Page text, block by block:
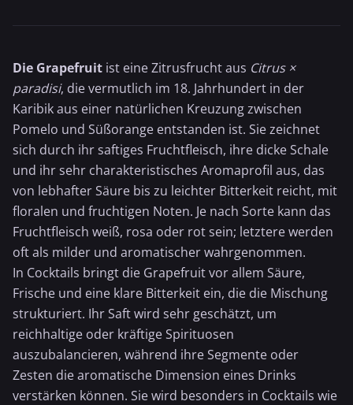
Die Grapefruit ist eine Zitrusfrucht aus Citrus ×
paradisi, die vermutlich im 18. Jahrhundert in der
Karibik aus einer natürlichen Kreuzung zwischen
Pomelo und Süßorange entstanden ist. Sie zeichnet
sich durch ihr saftiges Fruchtfleisch, ihre dicke Schale
und ihr sehr charakteristisches Aromaprofil aus, das
von lebhafter Säure bis zu leichter Bitterkeit reicht, mit
floralen und fruchtigen Noten. Je nach Sorte kann das
Fruchtfleisch weiß, rosa oder rot sein; letztere werden
oft als milder und aromatischer wahrgenommen.
In Cocktails bringt die Grapefruit vor allem Säure,
Frische und eine klare Bitterkeit ein, die die Mischung
strukturiert. Ihr Saft wird sehr geschätzt, um
reichhaltige oder kräftige Spirituosen
auszubalancieren, während ihre Segmente oder
Zesten die aromatische Dimension eines Drinks
verstärken können. Sie wird besonders in Cocktails wie